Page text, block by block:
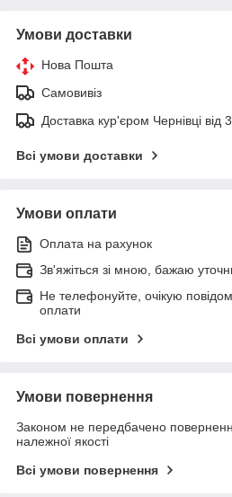
Умови доставки
Нова Пошта
Самовивіз
Доставка кур'єром Чернівці від
Всі умови доставки
Умови оплати
Оплата на рахунок
Зв'яжіться зі мною, бажаю
Не телефонуйте, очікую
оплати
Всі умови оплати
Умови повернення
Законом не передбачено
належної якості
Всі умови повернення